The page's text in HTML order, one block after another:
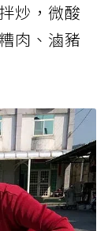
炒，微酸
肉、滷豬